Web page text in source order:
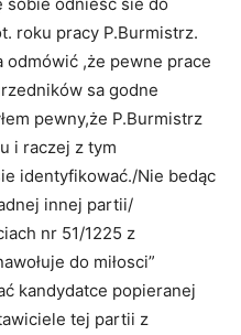
roku pracy P.Burmistrz.
odmówić ,że pewne prace
sa godne
pewny,że P.Burmistrz
i raczej z tym
identyfikować./Nie bedąc
innej partii/
nr 51/1225 z
do miłosci”
kandydatce popieranej
tej partii z